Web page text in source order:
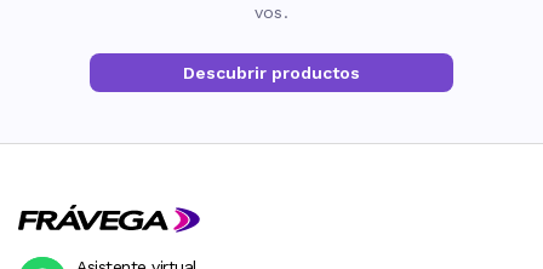
vos.
Descubrir productos